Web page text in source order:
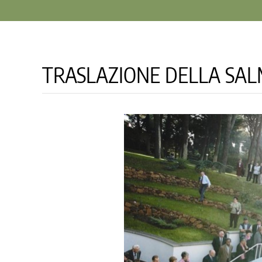
TRASLAZIONE DELLA